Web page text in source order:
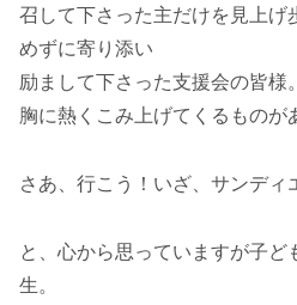
召して下さった主だけを見上げ
めずに寄り添い
励まして下さった支援会の皆様。
胸に熱くこみ上げてくるものが
さあ、行こう！いざ、サンディ
と、心から思っていますが子
生。